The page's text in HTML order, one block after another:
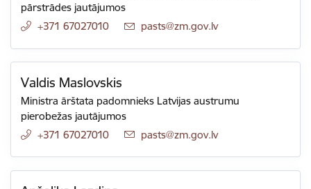
pārstrādes jautājumos
+371 67027010
E-pasts:
pasts@zm.gov.lv
Valdis Maslovskis
Ministra ārštata padomnieks Latvijas austrumu
pierobežas jautājumos
+371 67027010
E-pasts:
pasts@zm.gov.lv